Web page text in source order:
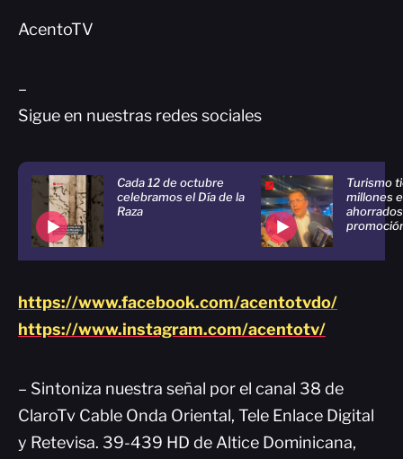
AcentoTV
–
Sigue en nuestras redes sociales
Cada 12 de octubre
celebramos el Día de la
Raza
Turismo
millones
https://www.facebook.com/acentotvdo/
https://www.instagram.com/acentotv/
– Sintoniza nuestra señal por el canal 38 de
ClaroTv Cable Onda Oriental, Tele Enlace Digital
y Retevisa. 39-439 HD de Altice Dominicana,